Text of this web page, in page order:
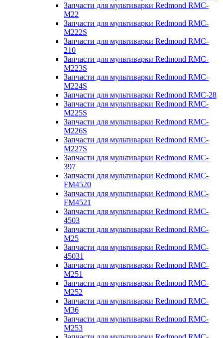
Запчасти для мультиварки Redmond RMC-
M22
Запчасти для мультиварки Redmond RMC-
M222S
Запчасти для мультиварки Redmond RMC-
210
Запчасти для мультиварки Redmond RMC-
M223S
Запчасти для мультиварки Redmond RMC-
M224S
Запчасти для мультиварки Redmond RMC-28
Запчасти для мультиварки Redmond RMC-
M225S
Запчасти для мультиварки Redmond RMC-
M226S
Запчасти для мультиварки Redmond RMC-
M227S
Запчасти для мультиварки Redmond RMC-
397
Запчасти для мультиварки Redmond RMC-
FM4520
Запчасти для мультиварки Redmond RMC-
FM4521
Запчасти для мультиварки Redmond RMC-
4503
Запчасти для мультиварки Redmond RMC-
M25
Запчасти для мультиварки Redmond RMC-
45031
Запчасти для мультиварки Redmond RMC-
M251
Запчасти для мультиварки Redmond RMC-
M252
Запчасти для мультиварки Redmond RMC-
M36
Запчасти для мультиварки Redmond RMC-
M253